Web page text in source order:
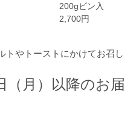
200gビン入
2,700円
トやトーストにかけてお召し
（月）以降のお届